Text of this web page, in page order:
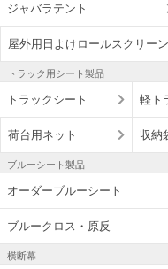
ジャバラテント
屋外用日よけロールスクリーン
トラック用シート製品
トラックシート 軽ト
荷台用ネット 収納
ブルーシート製品
オーダーブルーシート
ブルークロス・原反
横断幕